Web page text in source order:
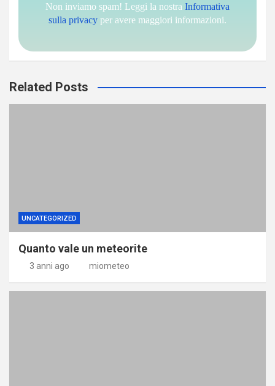
Non inviamo spam! Leggi la nostra Informativa
sulla privacy per avere maggiori informazioni.
Related Posts
UNCATEGORIZED
Quanto vale un meteorite
3 anni ago miometeo